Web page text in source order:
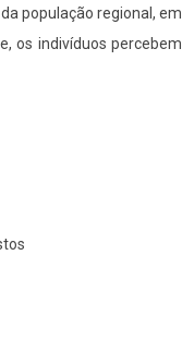
população regional, em
os indivíduos percebem